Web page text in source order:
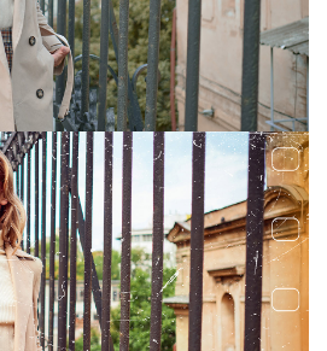
رجاء اختر
Free Photoshop Overlay #1
Small 800*533px